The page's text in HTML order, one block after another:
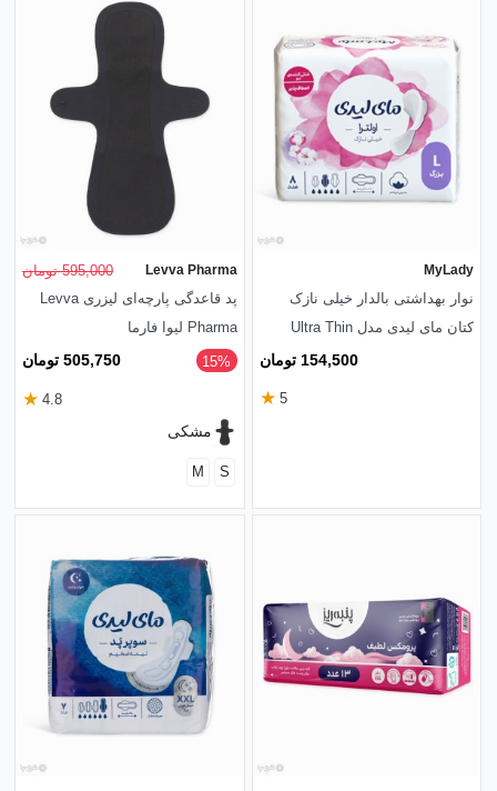
MyLady
نوار بهداشتی بالدار خیلی نازک
کتان مای لیدی مدل Ultra Thin
154,500 تومان
5
★
Levva Pharma
595,000 تومان
پد قاعدگی پارچه‌ای لیزری Levva
Pharma لیوا فارما
‎15% 505,750 تومان
4.8
★
مشکی
S
M